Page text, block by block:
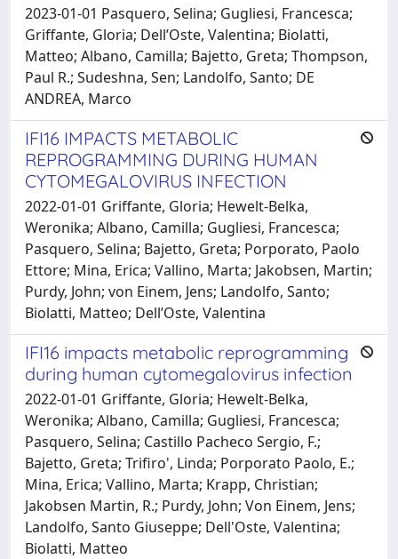
2023-01-01 Pasquero, Selina; Gugliesi, Francesca;
Griffante, Gloria; Dell’Oste, Valentina; Biolatti,
Matteo; Albano, Camilla; Bajetto, Greta; Thompson,
Paul R.; Sudeshna, Sen; Landolfo, Santo; DE
ANDREA, Marco
IFI16 IMPACTS METABOLIC
REPROGRAMMING DURING HUMAN
CYTOMEGALOVIRUS INFECTION
2022-01-01 Griffante, Gloria; Hewelt-Belka,
Weronika; Albano, Camilla; Gugliesi, Francesca;
Pasquero, Selina; Bajetto, Greta; Porporato, Paolo
Ettore; Mina, Erica; Vallino, Marta; Jakobsen, Martin;
Purdy, John; von Einem, Jens; Landolfo, Santo;
Biolatti, Matteo; Dell’Oste, Valentina
IFI16 impacts metabolic reprogramming
during human cytomegalovirus infection
2022-01-01 Griffante, Gloria; Hewelt-Belka,
Weronika; Albano, Camilla; Gugliesi, Francesca;
Pasquero, Selina; Castillo Pacheco Sergio, F.;
Bajetto, Greta; Trifiro', Linda; Porporato Paolo, E.;
Mina, Erica; Vallino, Marta; Krapp, Christian;
Jakobsen Martin, R.; Purdy, John; Von Einem, Jens;
Landolfo, Santo Giuseppe; Dell'Oste, Valentina;
Biolatti, Matteo